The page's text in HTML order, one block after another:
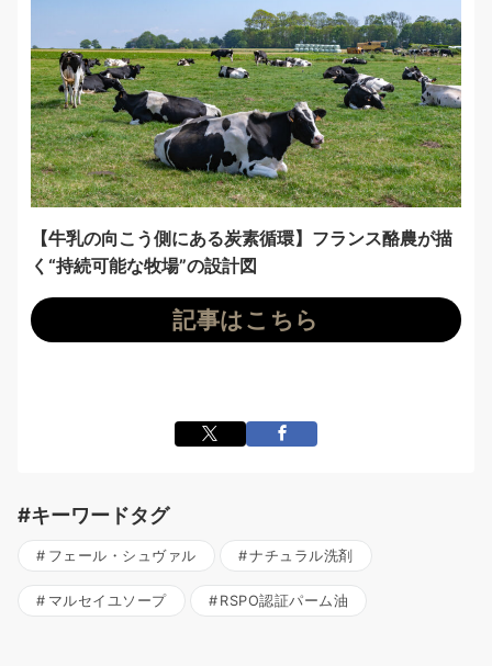
【牛乳の向こう側にある炭素循環】フランス酪農が描
く“持続可能な牧場”の設計図
記事はこちら
#キーワードタグ
フェール・シュヴァル ナチュラル洗剤
マルセイユソープ RSPO認証パーム油